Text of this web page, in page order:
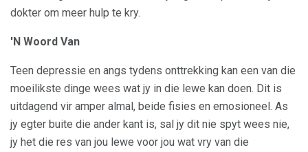
dokter om meer hulp te kry.
'N Woord Van
Teen depressie en angs tydens onttrekking kan een van die
moeilikste dinge wees wat jy in die lewe kan doen. Dit is
uitdagend vir amper almal, beide fisies en emosioneel. As
jy egter buite die ander kant is, sal jy dit nie spyt wees nie,
jy het die res van jou lewe voor jou wat vry van die